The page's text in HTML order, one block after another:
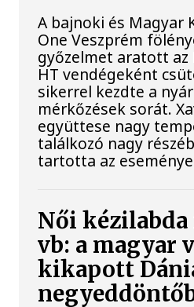
A bajnoki és Magyar
One Veszprém
győzelmet aratott az
HT vendégeként
sikerrel kezdte a
mérkőzések sorát.
együttese nagy
találkozó nagy
tartotta az
Női
vb: a magyar
kikapott